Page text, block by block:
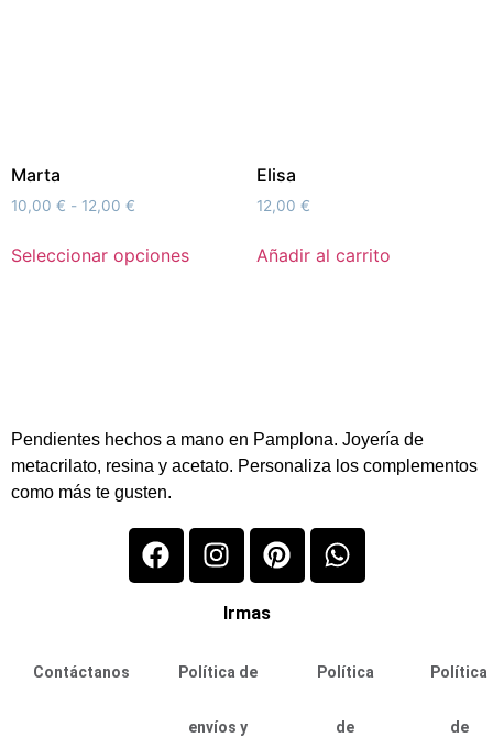
Marta
10,00 € - 12,00 €
Seleccionar opciones
Elisa
12,00 €
Añadir al carrito
Pendientes hechos a mano en Pamplona. Joyería de
metacrilato, resina y acetato. Personaliza los complementos
como más te gusten.
Irmas
Contáctanos Política de
envíos y
Política
de
Política
de